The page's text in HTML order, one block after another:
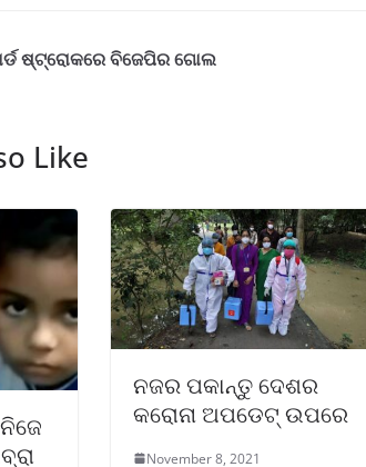
ଷ୍ଟ୍ରୋକରେ ବିଜେପିର ଗୋଲ
Like
ନଜର ପକାନ୍ତୁ ଦେଶର
କରୋନା ଅପଡେଟ୍ ଉପରେ
November 8, 2021